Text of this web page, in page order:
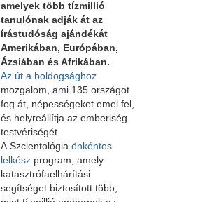
amelyek több tízmillió
tanulónak adják át az
írástudóság ajándékát
Amerikában, Európában,
Ázsiában és Afrikában.
Az út a boldogsághoz
mozgalom, ami 135 országot
fog át, népességeket emel fel,
és helyreállítja az emberiség
testvériségét.
A Szcientológia önkéntes
lelkészprogram, amely
katasztrófaelhárítási
segítséget biztosított több,